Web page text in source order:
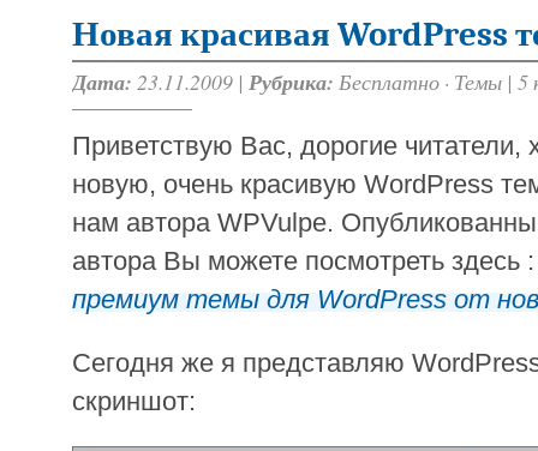
Новая красивая WordPress
Дата: 23.11.2009 | Рубрика: Бесплатно · Темы | 5
Приветствую Вас, дорогие читатели,
новую, очень красивую WordPress
нам автора WPVulpe.
автора Вы можете посмотреть здесь
премиум темы для WordPress от
Сегодня же я представляю
скриншот: